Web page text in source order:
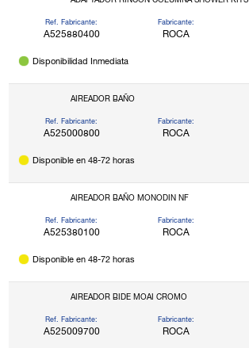
Ref. Fabricante:
A525880400
Fabricante:
ROCA
Disponibilidad Inmediata
AIREADOR BAÑO
Ref. Fabricante:
A525000800
Fabricante:
ROCA
Disponible en 48-72 horas
AIREADOR BAÑO MONODIN NF
Ref. Fabricante:
A525380100
Fabricante:
ROCA
Disponible en 48-72 horas
AIREADOR BIDE MOAI CROMO
Ref. Fabricante:
A525009700
Fabricante:
ROCA